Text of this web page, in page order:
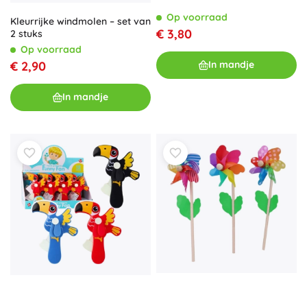
Kleurrijke windmolen – set van
2 stuks
Op voorraad
€ 2,90
In mandje
Op voorraad
€ 3,80
In mandje